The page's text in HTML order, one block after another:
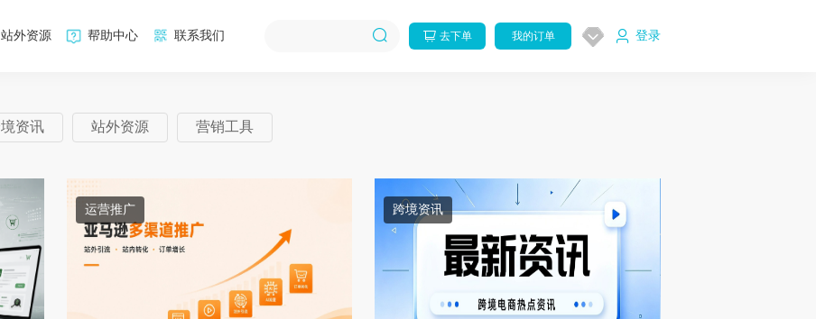
站外资源 帮助中心 联系我们 去下单 我的订单 登录
资讯 站外资源 营销工具
运营推广 跨境资讯